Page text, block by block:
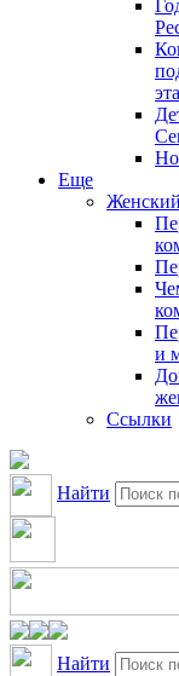
Еще
и
Ссылки
Найти
Найти